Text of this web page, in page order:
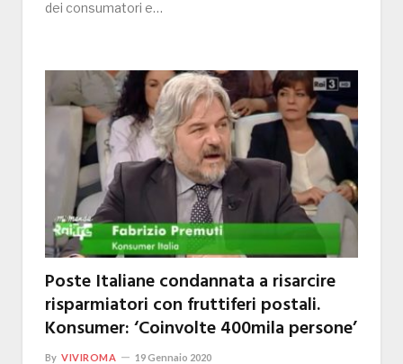
dei consumatori e…
Poste Italiane condannata a risarcire
risparmiatori con fruttiferi postali.
Konsumer: ‘Coinvolte 400mila persone’
By VIVIROMA 19 Gennaio 2020